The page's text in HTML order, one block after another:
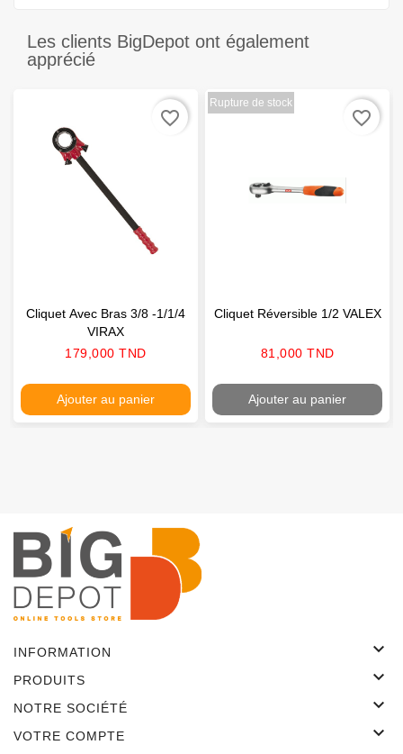
Les clients BigDepot ont également
apprécié
Cliquet Avec Bras 3/8 -1/1/4
VIRAX
Prix
179,000 TND
Ajouter au panier
favorite_border
Rupture de stock
Cliquet Réversible 1/2 VALEX
Prix
81,000 TND
Ajouter au panier
favorite_border
INFORMATION 
PRODUITS 
NOTRE SOCIÉTÉ 
VOTRE COMPTE 